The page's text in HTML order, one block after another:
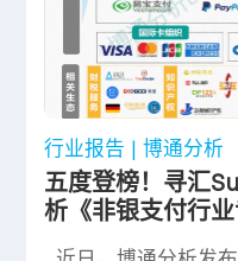
行业报告 | 博通分析
五度登榜！寻汇
析《非银支付行